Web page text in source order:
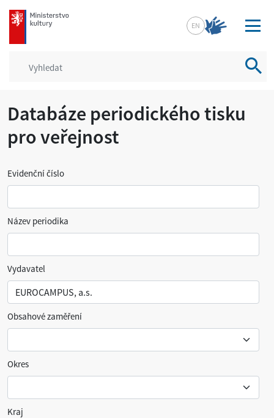
mkcr.cz
EN
Databáze periodického tisku
pro veřejnost
Evidenční číslo
Název periodika
Vydavatel
Obsahové zaměření
Okres
Kraj